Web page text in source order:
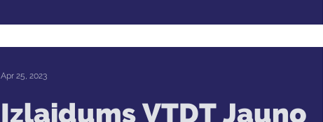
Izlaidums VTDT Jauno
Apr 25, 2023